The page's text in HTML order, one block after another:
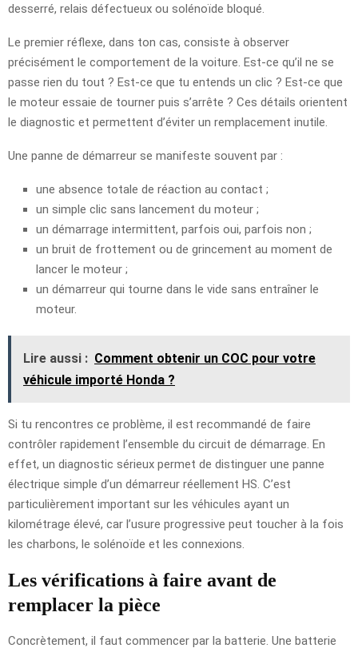
desserré, relais défectueux ou solénoïde bloqué.
Le premier réflexe, dans ton cas, consiste à observer
précisément le comportement de la voiture. Est-ce qu’il ne se
passe rien du tout ? Est-ce que tu entends un clic ? Est-ce que
le moteur essaie de tourner puis s’arrête ? Ces détails orientent
le diagnostic et permettent d’éviter un remplacement inutile.
Une panne de démarreur se manifeste souvent par :
une absence totale de réaction au contact ;
un simple clic sans lancement du moteur ;
un démarrage intermittent, parfois oui, parfois non ;
un bruit de frottement ou de grincement au moment de
lancer le moteur ;
un démarreur qui tourne dans le vide sans entraîner le
moteur.
Lire aussi : Comment obtenir un COC pour votre
véhicule importé Honda ?
Si tu rencontres ce problème, il est recommandé de faire
contrôler rapidement l’ensemble du circuit de démarrage. En
effet, un diagnostic sérieux permet de distinguer une panne
électrique simple d’un démarreur réellement HS. C’est
particulièrement important sur les véhicules ayant un
kilométrage élevé, car l’usure progressive peut toucher à la fois
les charbons, le solénoïde et les connexions.
Les vérifications à faire avant de
remplacer la pièce
Concrètement, il faut commencer par la batterie. Une batterie